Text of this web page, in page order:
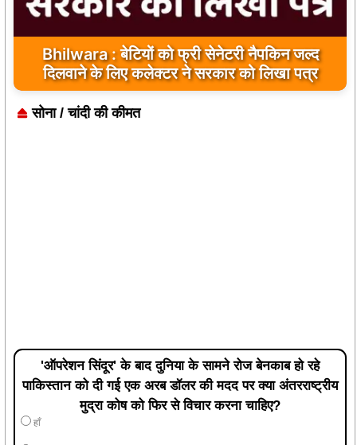
Bhilwara : सभी निर्माण कार्य गुणवत्तापूर्ण हो, क्वालिटी से
कोई समझौता नहीं किया जाए: संजय माथुर
सोना / चांदी की कीमत
'ऑपरेशन सिंदूर' के बाद दुनिया के सामने रोज बेनकाब हो रहे
पाकिस्तान को दी गई एक अरब डॉलर की मदद पर क्या अंतरराष्ट्रीय
मुद्रा कोष को फिर से विचार करना चाहिए?
हाँ